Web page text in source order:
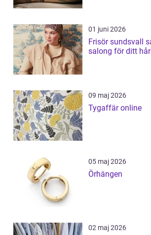
01 juni 2026
Frisör sundsvall så hittar du rätt
salong för ditt hår
09 maj 2026
Tygaffär online
05 maj 2026
Örhängen
02 maj 2026